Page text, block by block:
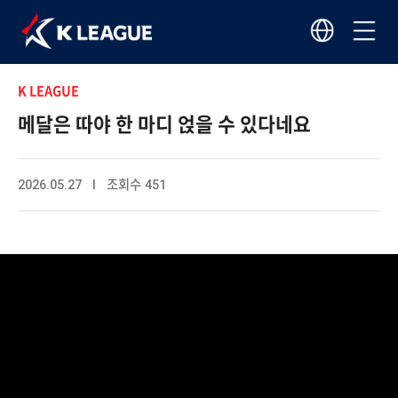
K LEAGUE
메달은 따야 한 마디 얹을 수 있다네요
2026.05.27 I 조회수 451